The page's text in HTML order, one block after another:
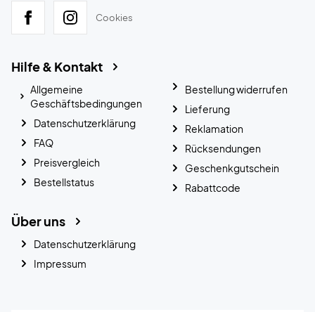
Cookies
Hilfe & Kontakt
Allgemeine
Geschäftsbedingungen
Datenschutzerklärung
FAQ
Preisvergleich
Bestellstatus
Bestellung widerrufen
Lieferung
Reklamation
Rücksendungen
Geschenkgutschein
Rabattcode
Über uns
Datenschutzerklärung
Impressum